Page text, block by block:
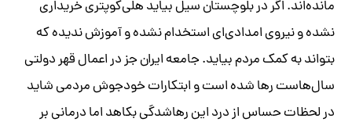
مانده‌اند. اگر در بلوچستان سیل بیاید هلی‌کوپتری خریداری
نشده و نیروی امدادی‌ای استخدام نشده و آموزش ندیده که
بتواند به کمک مردم بیاید. جامعه ایران جز در اعمال قهر دولتی
سال‌هاست رها شده است و ابتکارات خودجوش مردمی شاید
در لحظات حساس از درد این رها‌شدگی بکاهد اما درمانی بر